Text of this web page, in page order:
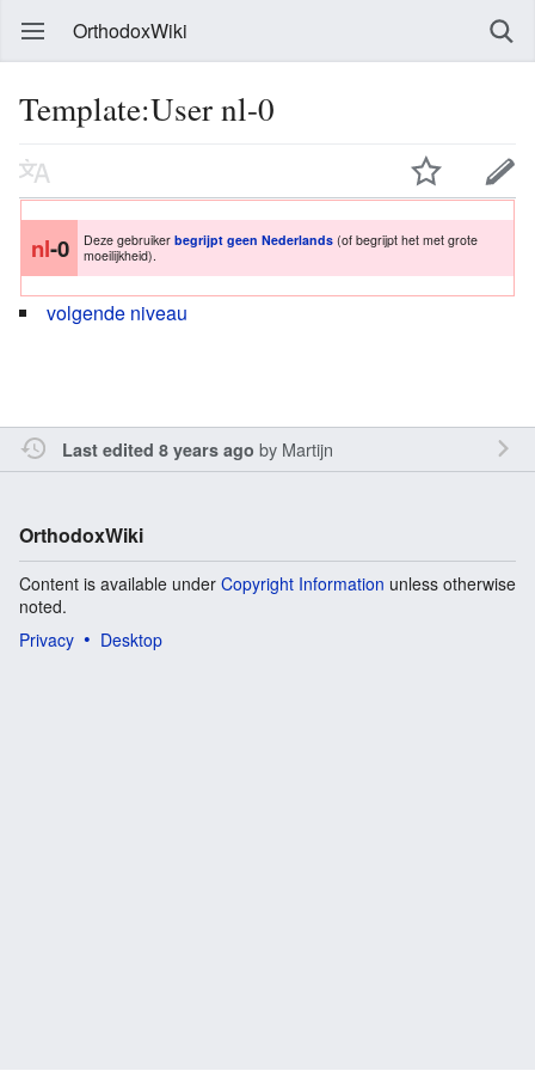
OrthodoxWiki
Template:User nl-0
nl-0 Deze gebruikerbegrijpt geen Nederlands (of begrijpt het met grote
moeilijkheid).
volgende niveau
Last edited 8 years ago by Martijn
OrthodoxWiki
Content is available under Copyright Information unless otherwise
noted.
Privacy
Desktop